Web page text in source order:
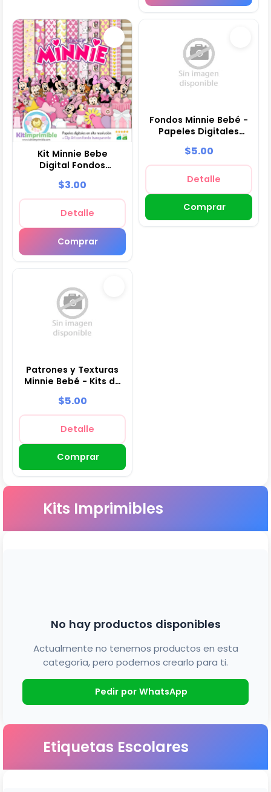
Kit Minnie Bebe
Digital Fondos
$3.00
Detalle
Comprar
Fondos Minnie Bebé -
Papeles Digitales
$5.00
Detalle
Comprar
Patrones y Texturas
Minnie Bebé - Kits de
$5.00
Detalle
Comprar
Kits Imprimibles
No hay productos disponibles
Actualmente no tenemos productos en esta
categoría, pero podemos crearlo para ti.
Pedir por WhatsApp
Etiquetas Escolares